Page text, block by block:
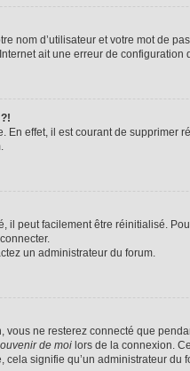
nom d’utilisateur et votre mot de
ait une erreur de configuration
En effet, il est courant de
il peut facilement être réinitialisé.
un administrateur du forum.
vous ne resterez connecté que
de moi lors de la connexion.
signifie qu’un administrateur du